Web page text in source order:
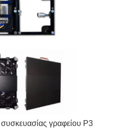
γραφείου P3